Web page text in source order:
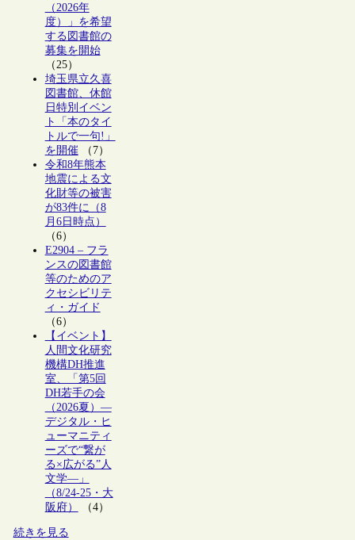
（2026年
度）」を希望
する図書館の
募集を開始
（25）
埼玉県立久喜
図書館、休館
日特別イベン
ト「本のタイ
トルで一句!」
を開催（7）
令和8年熊本
地震による文
化財等の被害
が83件に（8
月6日時点）
（6）
E2904 – フラ
ンスの図書館
等のためのア
クセシビリテ
ィ・ガイド
（6）
【イベント】
人間文化研究
機構DH推進
室、「第5回
DH若手の会
（2026夏）―
デジタル・ヒ
ューマニティ
ーズで“繋が
る×広がる”人
文学―」
（8/24-25・大
阪府）
（4）
続きを見る